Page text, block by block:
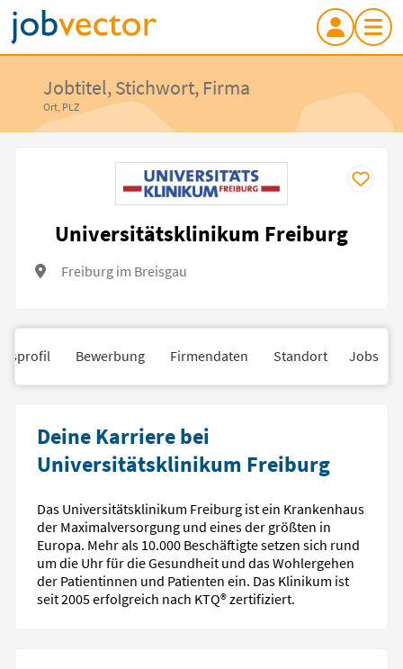
Jobtitel, Stichwort, Firma
Ort, PLZ
Universitätsklinikum Freiburg
Freiburg im Breisgau
Bewerbung Firmendaten Standort Jobs
Deine Karriere bei
Universitätsklinikum Freiburg
Das Universitätsklinikum Freiburg ist ein Krankenhaus
der Maximalversorgung und eines der größten in
Europa. Mehr als 10.000 Beschäftigte setzen sich rund
um die Uhr für die Gesundheit und das Wohlergehen
der Patientinnen und Patienten ein. Das Klinikum ist
seit 2005 erfolgreich nach KTQ® zertifiziert.